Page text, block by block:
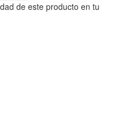
de este producto en tu